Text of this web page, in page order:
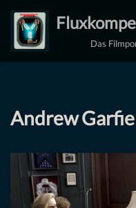
Zum
Inhalt
Das
Andrew